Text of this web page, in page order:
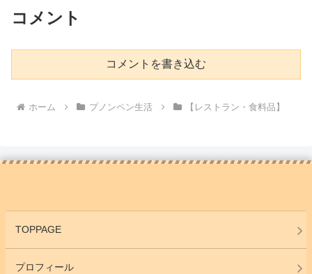
コメント
コメントを書き込む
ホーム プノンペン生活 【レストラン・食料品】
TOPPAGE
プロフィール